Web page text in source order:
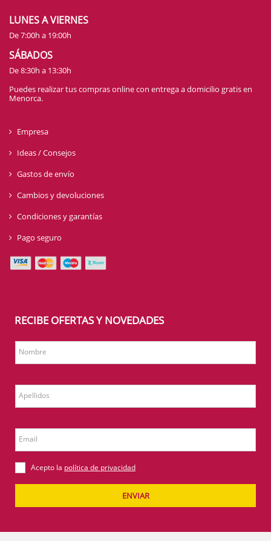
LUNES A VIERNES
De 7:00h a 19:00h
SÁBADOS
De 8:30h a 13:30h
Puedes realizar tus compras online con entrega a domicilio gratis en
Menorca.
Empresa
Ideas / Consejos
Gastos de envío
Cambios y devoluciones
Condiciones y garantías
Pago seguro
RECIBE OFERTAS Y NOVEDADES
Nombre
Apellidos
Email
Acepto la política de privacidad
ENVIAR